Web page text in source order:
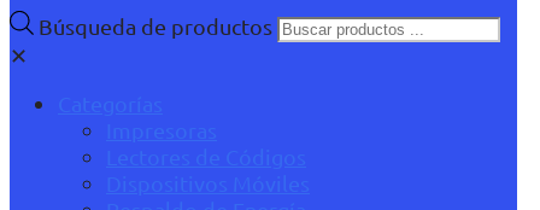
Búsqueda de productos
✕
Categorías
Impresoras
Lectores de Códigos
Dispositivos Móviles